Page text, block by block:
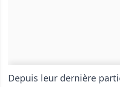
Depuis leur dernière